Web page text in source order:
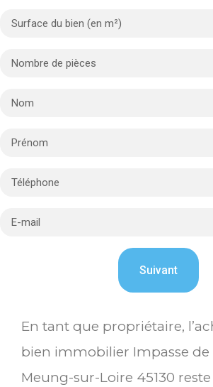
En tant que propriétaire,
bien immobilier Impasse de
Meung-sur-Loire 45130 reste